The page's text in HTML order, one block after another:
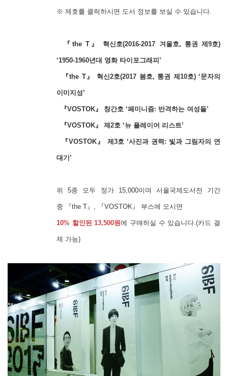
※ 제호를 클릭하시면 도서 정보를 보실 수 있습니다.
『the T』 혁신호(2016-2017 겨울호, 통권 제9호)
‘1950-1960년대 영화 타이포그래피’
『the T』 혁신2호(2017 봄호, 통권 제10호) ‘문자의
이미지성’
『VOSTOK』 창간호 ‘페미니즘: 반격하는 여성들’
『VOSTOK』 제2호 ‘뉴 플레이어 리스트’
『VOSTOK』 제3호 ‘사진과 권력: 빛과 그림자의 연
대기’
위 5종 모두 정가 15,000이며 서울국제도서전 기간
중 『the T』, 『VOSTOK』 부스에 오시면
10% 할인된 13,500원에 구매하실 수 있습니다.(카드 결
제 가능)